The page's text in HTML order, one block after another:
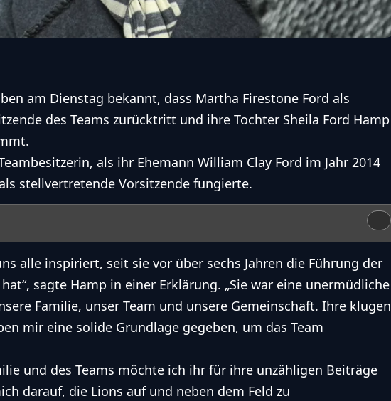
am Dienstag bekannt, dass Martha Firestone Ford als
des Teams zurücktritt und ihre Tochter Sheila Ford Hamp
als ihr Ehemann William Clay Ford im Jahr 2014
stellvertretende Vorsitzende fungierte.
alle inspiriert, seit sie vor über sechs Jahren die Führung der
sagte Hamp in einer Erklärung. „Sie war eine unermüdliche
Familie, unser Team und unsere Gemeinschaft. Ihre klugen
mir eine solide Grundlage gegeben, um das Team
und des Teams möchte ich ihr für ihre unzähligen Beiträge
darauf, die Lions auf und neben dem Feld zu